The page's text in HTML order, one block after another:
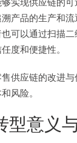
产品的生产和
可以通过扫描
度和便捷性。
供应链的改进
风险。
型意义